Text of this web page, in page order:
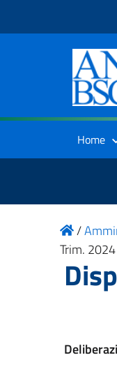
Home
/
Trim. 2024